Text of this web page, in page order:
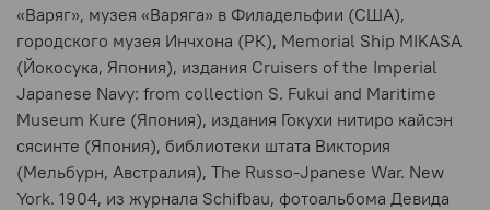
«Варяг», музея «Варяга» в Филадельфии (США),
городского музея Инчхона (РК), Memorial Ship MIKASA
(Йокосука, Япония), издания Cruisers of the Imperial
Japanese Navy: from collection S. Fukui and Maritime
Museum Kure (Япония), издания Гокухи нитиро кайсэн
сясинте (Япония), библиотеки штата Виктория
(Мельбурн, Австралия), The Russo-Jpanese War. New
York. 1904, из журнала Schifbau, фотоальбома Девида